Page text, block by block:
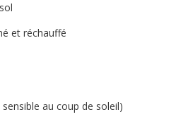
et réchauffé
au coup de soleil)